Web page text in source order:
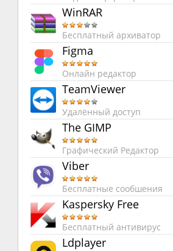
WinRAR
Бесплатный архиватор
Figma
Онлайн редактор
TeamViewer
Удалённый доступ
The GIMP
Графический Редактор
Viber
Бесплатные сообшения
Kaspersky Free
Бесплатный антивирус
Ldplayer